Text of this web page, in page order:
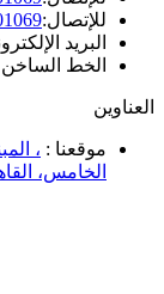
للإتصال:
البريد
الخط
العناوين
موقعنا :
الخامس،